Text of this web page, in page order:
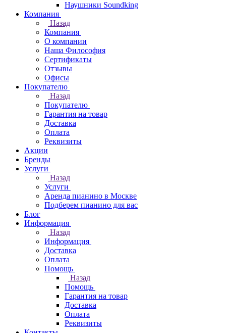
Наушники Soundking
Компания
Назад
Компания
О компании
Наша Философия
Сертификаты
Отзывы
Офисы
Покупателю
Назад
Покупателю
Гарантия на товар
Доставка
Оплата
Реквизиты
Акции
Бренды
Услуги
Назад
Услуги
Аренда пианино в Москве
Подберем пианино для вас
Блог
Информация
Назад
Информация
Доставка
Оплата
Помощь
Назад
Помощь
Гарантия на товар
Доставка
Оплата
Реквизиты